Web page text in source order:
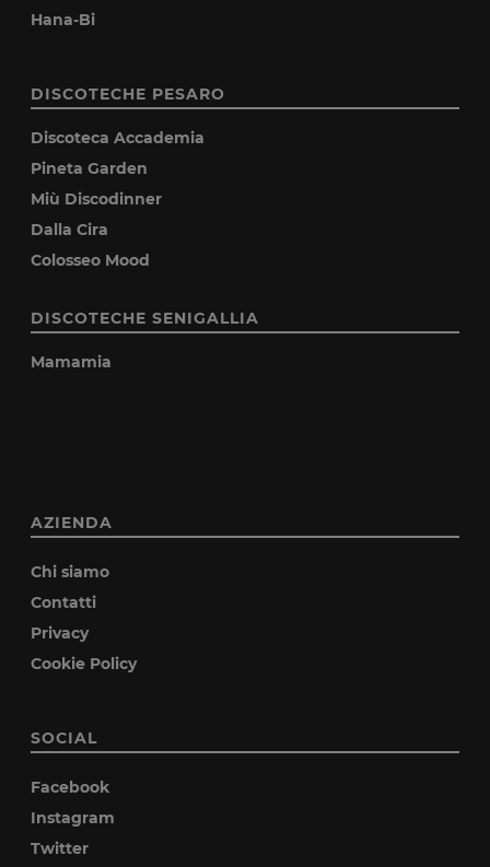
Hana-Bi
DISCOTECHE PESARO
Discoteca Accademia
Pineta Garden
Miù Discodinner
Dalla Cira
Colosseo Mood
DISCOTECHE SENIGALLIA
Mamamia
AZIENDA
Chi siamo
Contatti
Privacy
Cookie Policy
SOCIAL
Facebook
Instagram
Twitter